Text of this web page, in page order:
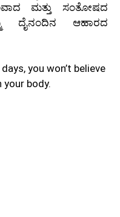
ಮತ್ತು ಸಂತೋಷದ
ದೈನಂದಿನ ಆಹಾರದ
you won’t believe
your body.